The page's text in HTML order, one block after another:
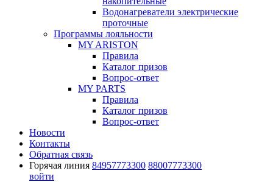
Водонагреватели электрические
проточные
Программы лояльности
MY ARISTON
Правила
Каталог призов
Вопрос-ответ
MY PARTS
Правила
Каталог призов
Вопрос-ответ
Новости
Контакты
Обратная связь
Горячая линия 84957773300 88007773300
войти